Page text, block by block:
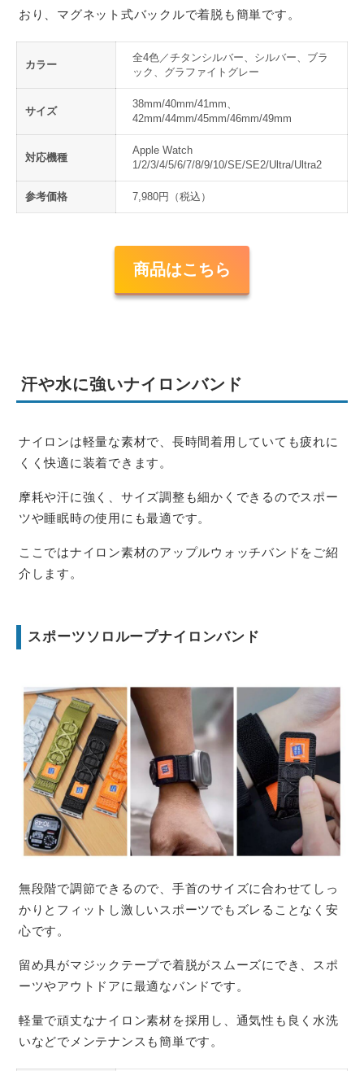
おり、マグネット式バックルで着脱も簡単です。
カラー
全4色／チタンシルバー、シルバー、ブラ
ック、グラファイトグレー
サイズ
38mm/40mm/41mm、
42mm/44mm/45mm/46mm/49mm
対応機種
Apple Watch
1/2/3/4/5/6/7/8/9/10/SE/SE2/Ultra/Ultra2
参考価格 7,980円（税込）
商品はこちら
汗や水に強いナイロンバンド
ナイロンは軽量な素材で、長時間着用していても疲れに
くく快適に装着できます。
摩耗や汗に強く、サイズ調整も細かくできるのでスポー
ツや睡眠時の使用にも最適です。
ここではナイロン素材のアップルウォッチバンドをご紹
介します。
スポーツソロループナイロンバンド
無段階で調節できるので、手首のサイズに合わせてしっ
かりとフィットし激しいスポーツでもズレることなく安
心です。
留め具がマジックテープで着脱がスムーズにでき、スポ
ーツやアウトドアに最適なバンドです。
軽量で頑丈なナイロン素材を採用し、通気性も良く水洗
いなどでメンテナンスも簡単です。